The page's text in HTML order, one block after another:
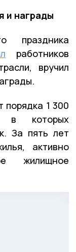
и награды
праздника
работников
вручил
порядка 1 300
в которых
За пять лет
активно
жилищное